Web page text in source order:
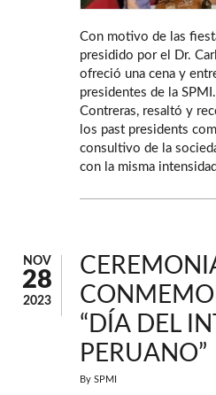
Con motivo de las
presidido por el Dr.
ofreció una cena y
presidentes de la
Contreras, resaltó y
los past presidents
consultivo de la
con la misma
NOV
28
2023
“DÍA DEL
PERUANO”
By SPMI